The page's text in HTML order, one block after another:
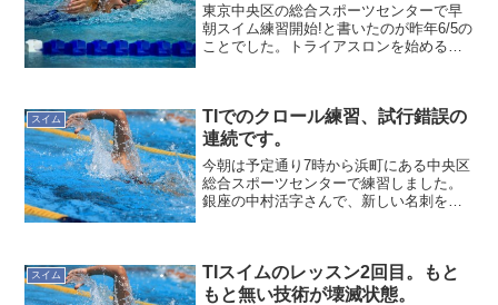
東京中央区の総合スポーツセンターで早
朝スイム練習開始!と書いたのが昨年6/5の
ことでした。トライアスロンを始める会
要...
スイム
TIでのクロール練習、試行錯誤の
連続です。
今朝は予定通り7時から浜町にある中央区
総合スポーツセンターで練習しました。
銀座の中村活字さんで、新しい名刺をピ
意識的に下を見ながら練...
スイム
TIスイムのレッスン2回目。もと
もと無い技術が壊滅状態。